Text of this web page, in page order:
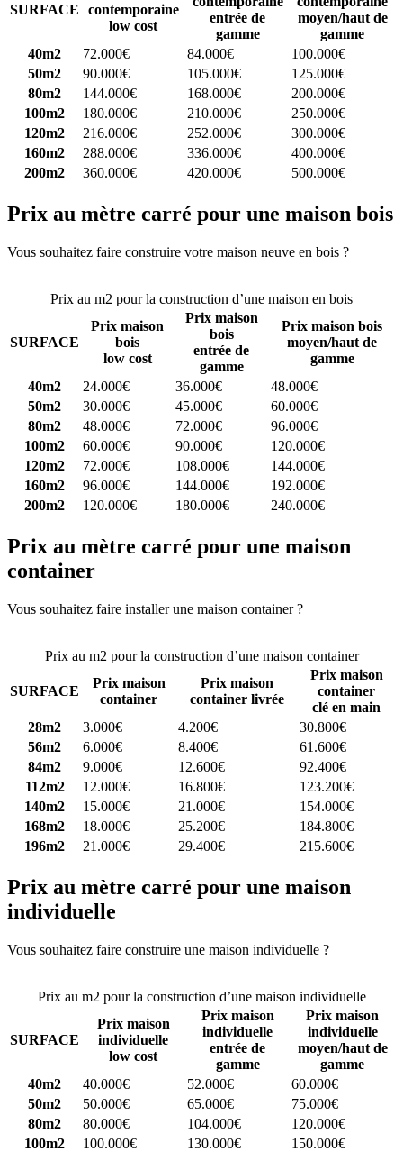
SURFACE
contemporaine
low cost
entrée de
gamme
moyen/haut de
gamme
40m2
72.000€ 84.000€
100.000€
50m2
90.000€ 105.000€
125.000€
80m2
144.000€ 168.000€
200.000€
100m2
180.000€ 210.000€
250.000€
120m2
216.000€ 252.000€
300.000€
160m2
288.000€ 336.000€
400.000€
200m2
360.000€ 420.000€ 500.000€
Prix au mètre carré pour une maison bois
Vous souhaitez faire construire votre maison neuve en bois ?
Prix au m2 pour la construction d’une maison en bois
SURFACE
Prix maison
bois
low cost
Prix maison
bois
entrée de
gamme
Prix maison bois
moyen/haut de
gamme
40m2
24.000€ 36.000€
48.000€
50m2
30.000€ 45.000€
60.000€
80m2
48.000€ 72.000€
96.000€
100m2
60.000€ 90.000€
120.000€
120m2
72.000€ 108.000€
144.000€
160m2
96.000€ 144.000€
192.000€
200m2
120.000€ 180.000€ 240.000€
Prix au mètre carré pour une maison
container
Vous souhaitez faire installer une maison container ?
Prix au m2 pour la construction d’une maison container
SURFACE
Prix maison
container
Prix maison
container livrée
Prix maison
container
clé en main
28m2
3.000€ 4.200€
30.800€
56m2
6.000€ 8.400€
61.600€
84m2
9.000€ 12.600€
92.400€
112m2
12.000€ 16.800€
123.200€
140m2
15.000€ 21.000€
154.000€
168m2
18.000€ 25.200€
184.800€
196m2
21.000€ 29.400€ 215.600€
Prix au mètre carré pour une maison
individuelle
Vous souhaitez faire construire une maison individuelle ?
Prix au m2 pour la construction d’une maison individuelle
SURFACE
Prix maison
individuelle
low cost
Prix maison
individuelle
entrée de
gamme
Prix maison
individuelle
moyen/haut de
gamme
40m2
40.000€ 52.000€
60.000€
50m2
50.000€ 65.000€
75.000€
80m2
80.000€ 104.000€
120.000€
100m2
100.000€ 130.000€
150.000€